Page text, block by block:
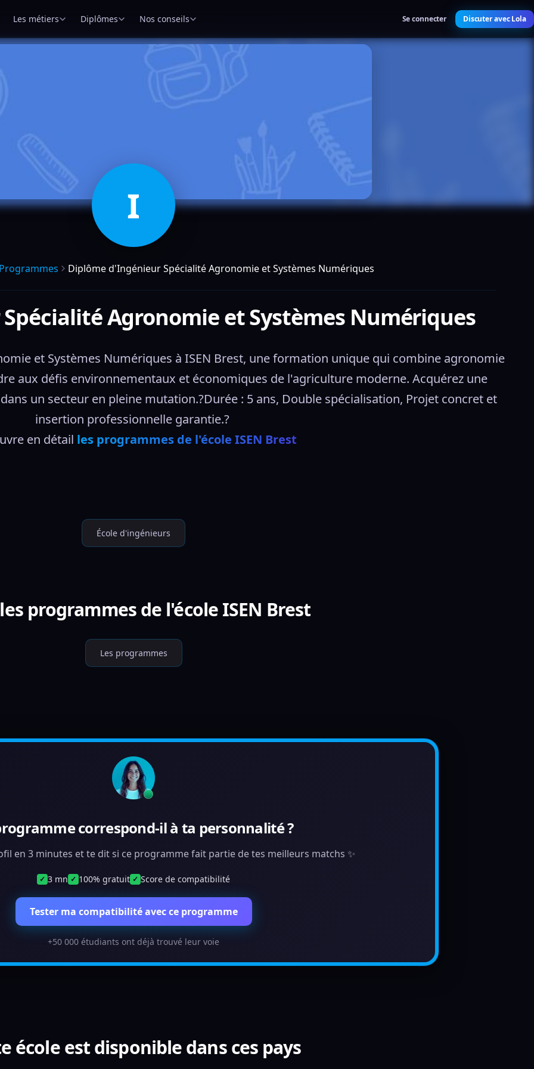
Les métiers Diplômes Nos conseils Se connecter Discuter avec Lola
I
Diplôme d'Ingénieur Spécialité Agronomie et Systèmes Numériques
Agronomie et Systèmes Numériques
et Systèmes Numériques à ISEN Brest, une formation unique qui combine agronomie
aux défis environnementaux et économiques de l'agriculture moderne. Acquérez une
un secteur en pleine mutation.?Durée : 5 ans, Double spécialisation, Projet concret et
insertion professionnelle garantie.?
en détail les programmes de l'école ISEN Brest
École d'ingénieurs
programmes de l'école ISEN Brest
Les programmes
correspond-il à ta personnalité ?
en 3 minutes et te dit si ce programme fait partie de tes meilleurs matchs ✨
✓ 3 mn ✓ 100% gratuit ✓ Score de compatibilité
Tester ma compatibilité avec ce programme
+50 000 étudiants ont déjà trouvé leur voie
école est disponible dans ces pays